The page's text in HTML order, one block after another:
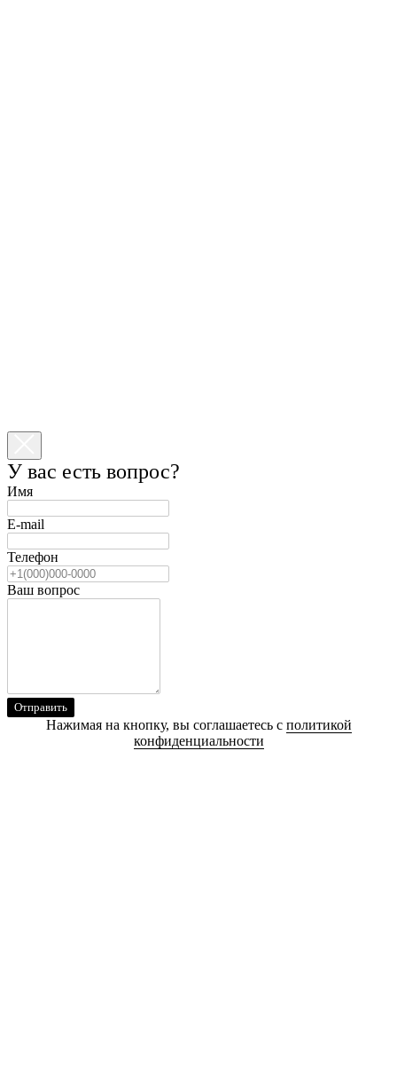
У вас есть вопрос?
Имя
E-mail
Телефон
Ваш вопрос
Отправить
Нажимая на кнопку, вы соглашаетесь с политикой
конфиденциальности